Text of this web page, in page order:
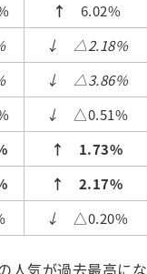
↑
6.02%
↓ △2.18%
↓ △3.86%
↓
△0.51%
↑ 1.73%
↑ 2.17%
↓ △0.20%